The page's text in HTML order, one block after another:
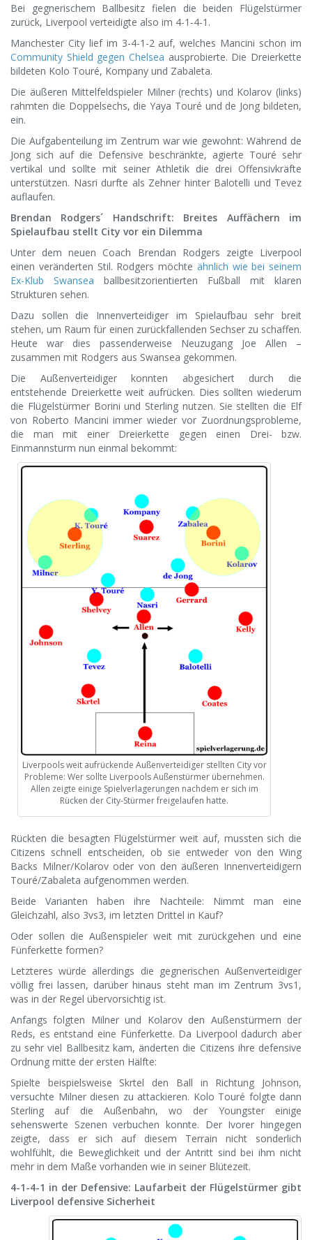
Bei gegnerischem Ballbesitz fielen die beiden Flügelstürmer
zurück, Liverpool verteidigte also im 4-1-4-1.
Manchester City lief im 3-4-1-2 auf, welches Mancini schon im
Community Shield gegen Chelsea ausprobierte. Die Dreierkette
bildeten Kolo Touré, Kompany und Zabaleta.
Die äußeren Mittelfeldspieler Milner (rechts) und Kolarov (links)
rahmten die Doppelsechs, die Yaya Touré und de Jong bildeten,
ein.
Die Aufgabenteilung im Zentrum war wie gewohnt: Während de
Jong sich auf die Defensive beschränkte, agierte Touré sehr
vertikal und sollte mit seiner Athletik die drei Offensivkräfte
unterstützen. Nasri durfte als Zehner hinter Balotelli und Tevez
auflaufen.
Brendan Rodgers´ Handschrift: Breites Auffächern im
Spielaufbau stellt City vor ein Dilemma
Unter dem neuen Coach Brendan Rodgers zeigte Liverpool
einen veränderten Stil. Rodgers möchte ähnlich wie bei seinem
Ex-Klub Swansea ballbesitzorientierten Fußball mit klaren
Strukturen sehen.
Dazu sollen die Innenverteidiger im Spielaufbau sehr breit
stehen, um Raum für einen zurückfallenden Sechser zu schaffen.
Heute war dies passenderweise Neuzugang Joe Allen –
zusammen mit Rodgers aus Swansea gekommen.
Die Außenverteidiger konnten abgesichert durch die
entstehende Dreierkette weit aufrücken. Dies sollten wiederum
die Flügelstürmer Borini und Sterling nutzen. Sie stellten die Elf
von Roberto Mancini immer wieder vor Zuordnungsprobleme,
die man mit einer Dreierkette gegen einen Drei- bzw.
Einmannsturm nun einmal bekommt:
Liverpools weit aufrückende Außenverteidiger stellten City vor
Probleme: Wer sollte Liverpools Außenstürmer übernehmen.
Allen zeigte einige Spielverlagerungen nachdem er sich im
Rücken der City-Stürmer freigelaufen hatte.
Rückten die besagten Flügelstürmer weit auf, mussten sich die
Citizens schnell entscheiden, ob sie entweder von den Wing
Backs Milner/Kolarov oder von den äußeren Innenverteidigern
Touré/Zabaleta aufgenommen werden.
Beide Varianten haben ihre Nachteile: Nimmt man eine
Gleichzahl, also 3vs3, im letzten Drittel in Kauf?
Oder sollen die Außenspieler weit mit zurückgehen und eine
Fünferkette formen?
Letzteres würde allerdings die gegnerischen Außenverteidiger
völlig frei lassen, darüber hinaus steht man im Zentrum 3vs1,
was in der Regel übervorsichtig ist.
Anfangs folgten Milner und Kolarov den Außenstürmern der
Reds, es entstand eine Fünferkette. Da Liverpool dadurch aber
zu sehr viel Ballbesitz kam, änderten die Citizens ihre defensive
Ordnung mitte der ersten Hälfte:
Spielte beispielsweise Skrtel den Ball in Richtung Johnson,
versuchte Milner diesen zu attackieren. Kolo Touré folgte dann
Sterling auf die Außenbahn, wo der Youngster einige
sehenswerte Szenen verbuchen konnte. Der Ivorer hingegen
zeigte, dass er sich auf diesem Terrain nicht sonderlich
wohlfühlt, die Beweglichkeit und der Antritt sind bei ihm nicht
mehr in dem Maße vorhanden wie in seiner Blütezeit.
4-1-4-1 in der Defensive: Laufarbeit der Flügelstürmer gibt
Liverpool defensive Sicherheit